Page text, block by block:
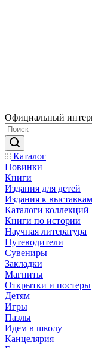
Официальный
Каталог
Новинки
Книги
Издания для детей
Издания к выставкам
Каталоги коллекций
Книги по истории
Научная литература
Путеводители
Сувениры
Закладки
Магниты
Открытки и постеры
Детям
Игры
Пазлы
Идем в школу
Канцелярия